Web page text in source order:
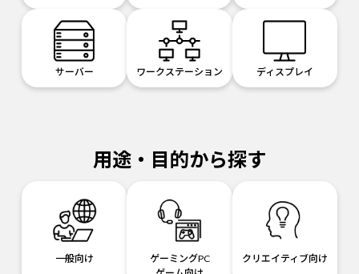
サーバー ワークステーション ディスプレイ
用途・目的から探す
一般向け
ゲーミングPC
クリエイティブ向け